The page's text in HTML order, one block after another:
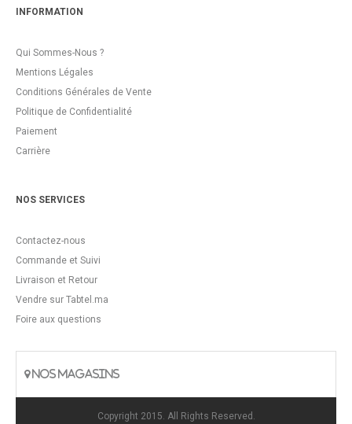
INFORMATION
Qui Sommes-Nous ?
Mentions Légales
Conditions Générales de Vente
Politique de Confidentialité
Paiement
Carrière
NOS SERVICES
Contactez-nous
Commande et Suivi
Livraison et Retour
Vendre sur Tabtel.ma
Foire aux questions
NOS MAGASINS
Copyright 2015. All Rights Reserved.